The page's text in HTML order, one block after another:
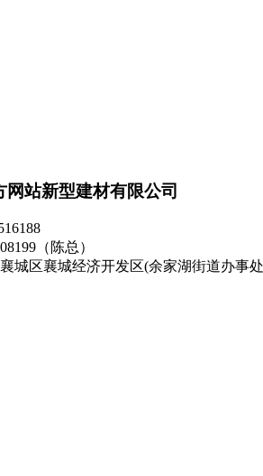
站新型建材有限公司
（陈总）
城区襄城经济开发区(余家湖街道办事